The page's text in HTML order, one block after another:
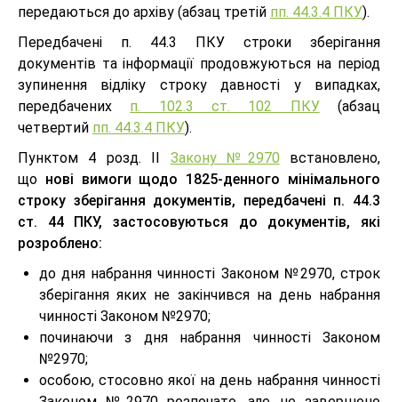
передаються до архіву (абзац третій пп. 44.3.4 ПКУ).
Передбачені п. 44.3 ПКУ строки зберігання
документів та інформації продовжуються на період
зупинення відліку строку давності у випадках,
передбачених п. 102.3 ст. 102 ПКУ(абзац
четвертий пп. 44.3.4 ПКУ).
Пунктом 4 розд. ІІ Закону №2970встановлено,
що нові вимоги щодо 1825-денного мінімального
строку зберігання документів, передбачені п. 44.3
ст. 44 ПКУ, застосовуються до документів, які
розроблено:
до дня набрання чинності Законом №2970, строк
зберігання яких не закінчився на день набрання
чинності Законом №2970;
починаючи з дня набрання чинності Законом
№2970;
особою, стосовно якої на день набрання чинності